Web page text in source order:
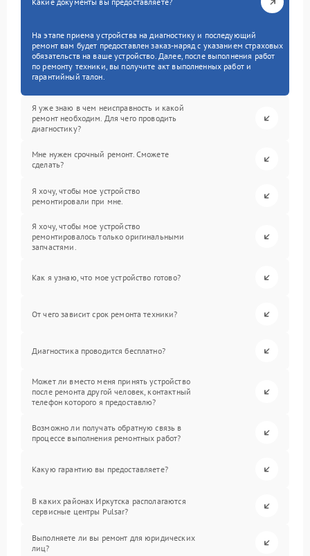
На этапе приема устройства на диагностику и последующий
ремонт вам будет предоставлен заказ-наряд с указанием страховых
обязательств на ваше устройство. Далее, после выполнения работ
по ремонту техники, вы получите акт выполненных работ и
гарантийный талон.
Я уже знаю в чем неисправность и какой
ремонт необходим. Для чего проводить
диагностику?
Мне нужен срочный ремонт. Сможете
сделать?
Я хочу, чтобы мое устройство
ремонтировали при мне.
Я хочу, чтобы мое устройство
ремонтировалось только оригинальными
запчастями.
Как я узнаю, что мое устройство готово?
От чего зависит срок ремонта техники?
Диагностика проводится бесплатно?
Может ли вместо меня принять устройство
после ремонта другой человек, контактный
телефон которого я предоставлю?
Возможно ли получать обратную связь в
процессе выполнения ремонтных работ?
Какую гарантию вы предоставляете?
В каких районах Иркутска располагаются
сервисные центры Pulsar?
Выполняете ли вы ремонт для юридических
лиц?